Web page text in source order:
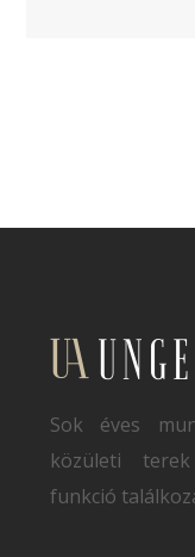
Sok éves
közületi
funkció